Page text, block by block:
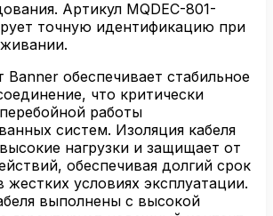
Артикул MQDEC-801-
точную идентификацию при
Banner обеспечивает стабильное
что критически
работы
систем. Изоляция кабеля
нагрузки и защищает от
обеспечивая долгий срок
условиях эксплуатации.
выполнены с высокой